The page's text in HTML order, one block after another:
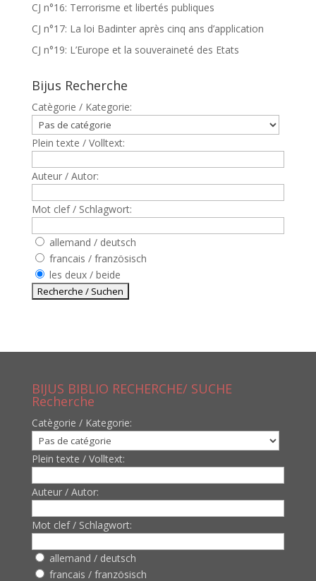
CJ n°16: Terrorisme et libertés publiques
CJ n°17: La loi Badinter après cinq ans d’application
CJ n°19: L’Europe et la souveraineté des Etats
Bijus Recherche
Catègorie / Kategorie:
Plein texte / Volltext:
Auteur / Autor:
Mot clef / Schlagwort:
allemand / deutsch
francais / französisch
les deux / beide
BIJUS BIBLIO RECHERCHE/ SUCHE
Recherche
Catègorie / Kategorie:
Plein texte / Volltext:
Auteur / Autor:
Mot clef / Schlagwort:
allemand / deutsch
francais / französisch